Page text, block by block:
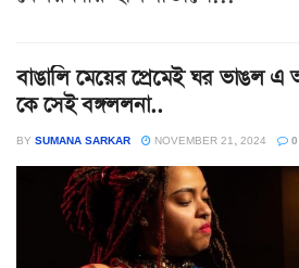
বাঙালি মেয়ের প্রেমেই ঘর ভাঙল
কে সেই বঙ্গললনা..
BY SUMANA SARKAR NOVEMBER 21, 2024 0